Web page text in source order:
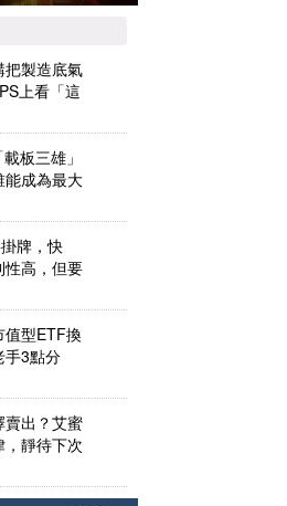
把製造底氣
上看「這
板三雄」
能成為最大
牌，快
性高，但要
值型ETF換
手3點分
賣出？艾蜜
靜待下次